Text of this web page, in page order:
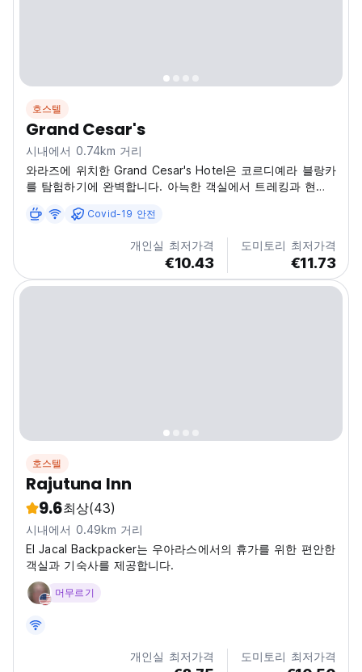
호스텔
Grand Cesar's
시내에서 0.74km 거리
와라즈에 위치한 Grand Cesar's Hotel은 코르디예라 블랑카
를 탐험하기에 완벽합니다. 아늑한 객실에서 트레킹과 현지
language) Covid-19 안전
개인실 최저가격
€10.43
도미토리 최저가격
€11.73
호스텔
Rajutuna Inn
9.6최상(43)
시내에서 0.49km 거리
El Jacal Backpacker는 우아라스에서의 휴가를 위한 편안한
객실과 기숙사를 제공합니다.
머무르기
개인실 최저가격 도미토리 최저가격